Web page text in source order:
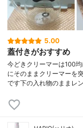
5.00
蓋付きがおすすめ
今どきクリーマーは100
にそのままクリーマーを
です下の入れ物のままレ